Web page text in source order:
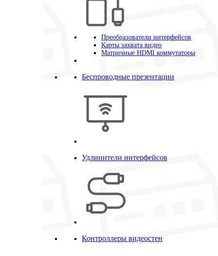
Преобразователи интерфейсов
Карты захвата видео
Матричные HDMI коммутаторы
Беспроводные презентации
Удлинители интерфейсов
Контроллеры видеостен